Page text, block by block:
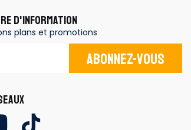
D'INFORMATION
plans et promotions
Abonnez-vous